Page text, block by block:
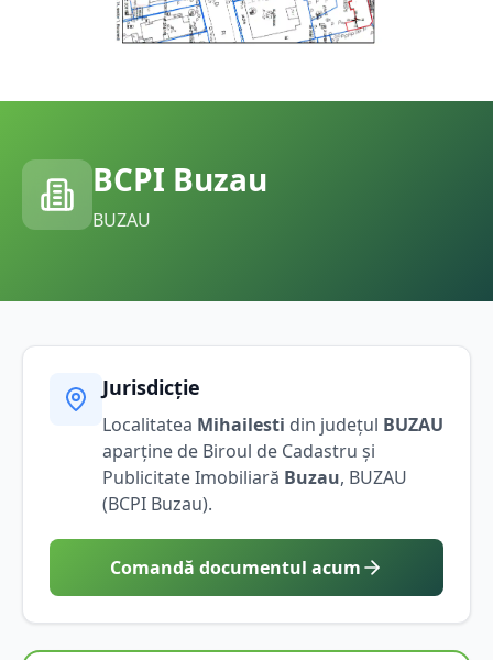
BCPI Buzau
BUZAU
Jurisdicție
Localitatea Mihailesti din județul BUZAU
aparține de Biroul de Cadastru și
Publicitate Imobiliară Buzau, BUZAU
(BCPI Buzau).
Comandă documentul acum